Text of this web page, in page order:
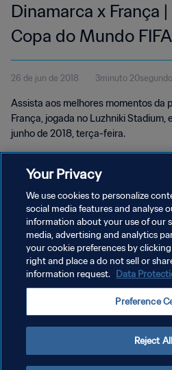
Dinamarca x França
Copa do Mundo
Rússia | Melhores
26 de jun de 2018 3minuto 20segundo
Assista aos melhores momentos da
França, jogada no Luzhniki Stadium,
junho de 2018, terça-feira.
POLÍTICA DE PRIVACIDADE
TERMOS DE SERVIÇO
ADMINISTRAR AS PREFERÊNCIAS DE
Copyright © 1994-2026 FIFA. Todos os direitos
Your Privacy
We use cookies to personalize
social media features and analyse
information about your use of our
media, advertising and analytics
your cookie preferences by
right and place a do not sell or
information request. Data
Preference
Reject All